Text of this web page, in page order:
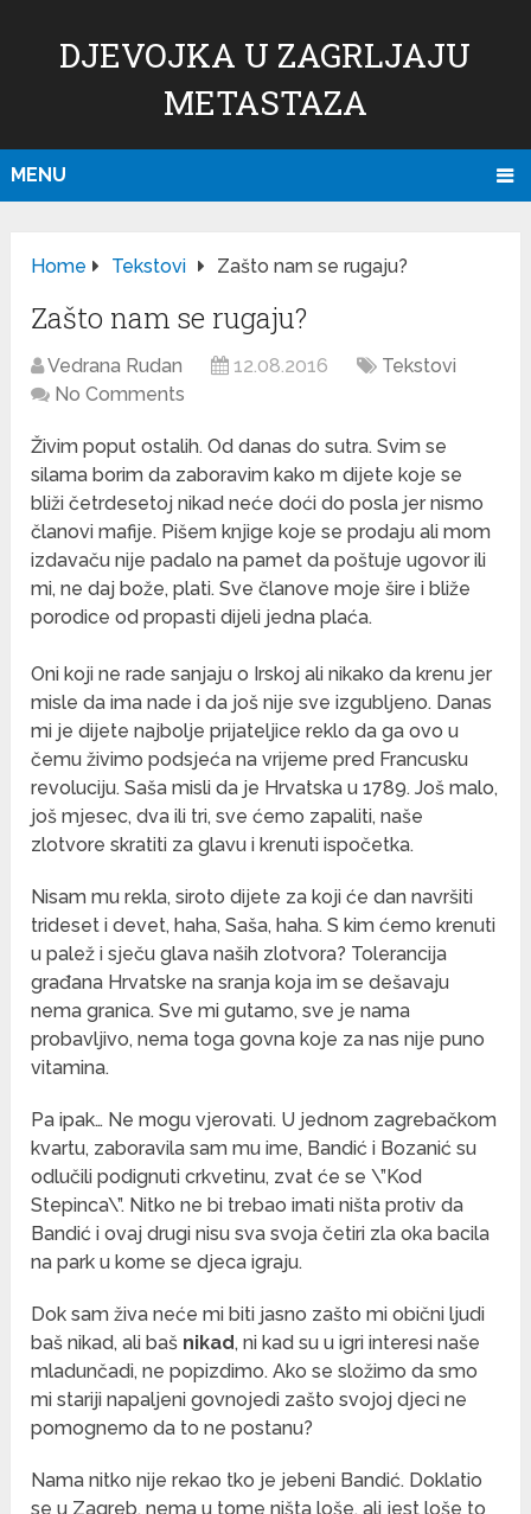
DJEVOJKA U ZAGRLJAJU
METASTAZA
MENU
Home Tekstovi Zašto nam se rugaju?
Zašto nam se rugaju?
Vedrana Rudan 12.08.2016
Tekstovi
No Comments
Živim poput ostalih. Od danas do sutra. Svim se
silama borim da zaboravim kako m dijete koje se
bliži četrdesetoj nikad neće doći do posla jer nismo
članovi mafije. Pišem knjige koje se prodaju ali mom
izdavaču nije padalo na pamet da poštuje ugovor ili
mi, ne daj bože, plati. Sve članove moje šire i bliže
porodice od propasti dijeli jedna plaća.
Oni koji ne rade sanjaju o Irskoj ali nikako da krenu jer
misle da ima nade i da još nije sve izgubljeno. Danas
mi je dijete najbolje prijateljice reklo da ga ovo u
čemu živimo podsjeća na vrijeme pred Francusku
revoluciju. Saša misli da je Hrvatska u 1789. Još malo,
još mjesec, dva ili tri, sve ćemo zapaliti, naše
zlotvore skratiti za glavu i krenuti ispočetka.
Nisam mu rekla, siroto dijete za koji će dan navršiti
trideset i devet, haha, Saša, haha. S kim ćemo krenuti
u palež i sječu glava naših zlotvora? Tolerancija
građana Hrvatske na sranja koja im se dešavaju
nema granica. Sve mi gutamo, sve je nama
probavljivo, nema toga govna koje za nas nije puno
vitamina.
Pa ipak… Ne mogu vjerovati. U jednom zagrebačkom
kvartu, zaboravila sam mu ime, Bandić i Bozanić su
odlučili podignuti crkvetinu, zvat će se \”Kod
Stepinca\”. Nitko ne bi trebao imati ništa protiv da
Bandić i ovaj drugi nisu sva svoja četiri zla oka bacila
na park u kome se djeca igraju.
Dok sam živa neće mi biti jasno zašto mi obični ljudi
baš nikad, ali baš nikad, ni kad su u igri interesi naše
mladunčadi, ne popizdimo. Ako se složimo da smo
mi stariji napaljeni govnojedi zašto svojoj djeci ne
pomognemo da to ne postanu?
Nama nitko nije rekao tko je jebeni Bandić. Doklatio
se u Zagreb, nema u tome ništa loše, ali jest loše to